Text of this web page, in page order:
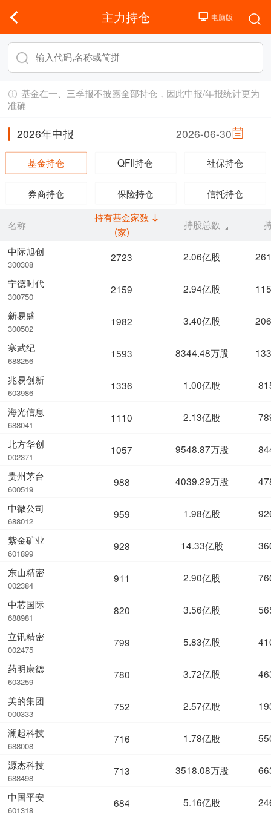
主力持仓
基金在一、三季报不披露全部持仓，因此中报/年报统计更为
准确
2026年中报 2026-06-30
基金持仓 QFII持仓 社保持仓
券商持仓 保险持仓 信托持仓
名称
中际旭创
300308
宁德时代
300750
新易盛
300502
寒武纪
688256
兆易创新
603986
海光信息
688041
北方华创
002371
贵州茅台
600519
中微公司
688012
紫金矿业
601899
东山精密
002384
中芯国际
688981
立讯精密
002475
药明康德
603259
美的集团
000333
澜起科技
688008
源杰科技
688498
中国平安
601318
持有基金家数
(家)
持股总数
2723 2.06亿股
2159 2.94亿股
1982 3.40亿股
1593 8344.48万股
1336 1.00亿股
1110 2.13亿股
1057 9548.87万股
988 4039.29万股
959 1.98亿股
928 14.33亿股
911 2.90亿股
820 3.56亿股
799 5.83亿股
780 3.72亿股
752 2.57亿股
716 1.78亿股
713 3518.08万股
684 5.16亿股